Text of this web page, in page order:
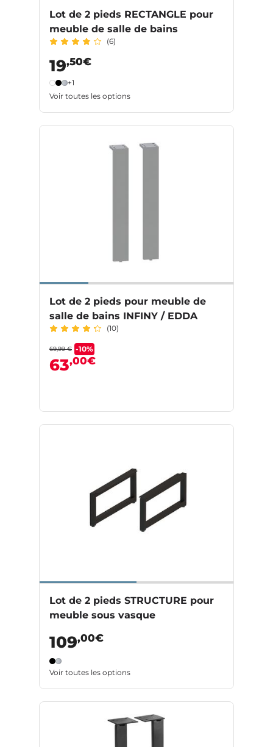
Lot de 2 pieds RECTANGLE pour
meuble de salle de bains
(6)
19,50€
+1
Voir toutes les options
Lot de 2 pieds pour meuble de
salle de bains INFINY / EDDA
(10)
69,99 € -10%
63,00€
Lot de 2 pieds STRUCTURE pour
meuble sous vasque
109,00€
Voir toutes les options